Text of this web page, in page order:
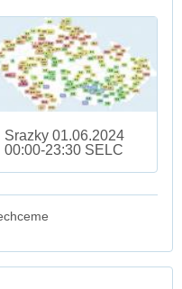
Srazky 01.06.2024
00:00-23:30 SELC